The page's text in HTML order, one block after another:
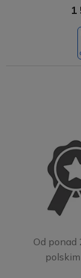
1
Od ponad